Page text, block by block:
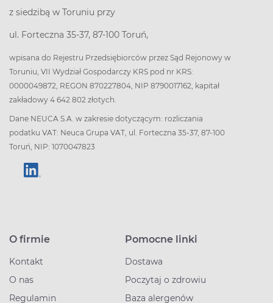
z siedzibą w Toruniu przy
ul. Forteczna 35-37, 87-100 Toruń,
wpisana do Rejestru Przedsiębiorców przez Sąd Rejonowy w
Toruniu, VII Wydział Gospodarczy KRS pod nr KRS:
0000049872, REGON 870227804, NIP 8790017162, kapitał
zakładowy 4 642 802 złotych.
Dane NEUCA S.A. w zakresie dotyczącym: rozliczania
podatku VAT: Neuca Grupa VAT, ul. Forteczna 35-37, 87-100
Toruń, NIP: 1070047823
O firmie
Kontakt
O nas
Regulamin
Pomocne linki
Dostawa
Poczytaj o zdrowiu
Baza alergenów